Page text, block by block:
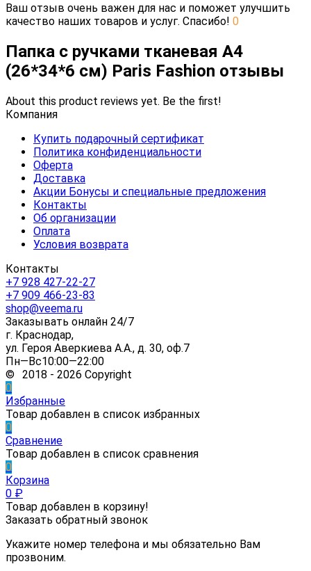
Ваш отзыв очень важен для нас и поможет улучшить
качество наших товаров и услуг. Спасибо! 0
Папка с ручками тканевая А4
(26*34*6 см) Paris Fashion отзывы
About this product reviews yet. Be the first!
Компания
Купить подарочный сертификат
Политика конфиденциальности
Оферта
Доставка
Акции Бонусы и специальные предложения
Контакты
Об организации
Оплата
Условия возврата
Контакты
+7 928 427-22-27
+7 909 466-23-83
shop@veema.ru
Заказывать онлайн 24/7
г. Краснодар,
ул. Героя Аверкиева А.А., д. 30, оф.7
Пн—Вс10:00—22:00
© 2018 - 2026 Copyright
0
Избранные
Товар добавлен в список избранных
0
Сравнение
Товар добавлен в список сравнения
0
Корзина
0 ₽
Товар добавлен в корзину!
Заказать обратный звонок
Укажите номер телефона и мы обязательно Вам
прозвоним.